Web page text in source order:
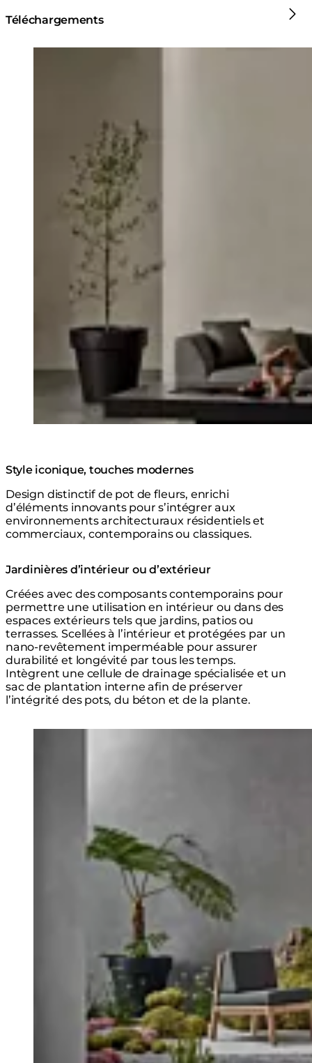
Téléchargements
Style iconique, touches modernes
Design distinctif de pot de fleurs, enrichi
d’éléments innovants pour s’intégrer aux
environnements architecturaux résidentiels et
commerciaux, contemporains ou classiques.
Jardinières d’intérieur ou d’extérieur
Créées avec des composants contemporains pour
permettre une utilisation en intérieur ou dans des
espaces extérieurs tels que jardins, patios ou
terrasses. Scellées à l’intérieur et protégées par un
nano-revêtement imperméable pour assurer
durabilité et longévité par tous les temps.
Intègrent une cellule de drainage spécialisée et un
sac de plantation interne afin de préserver
l’intégrité des pots, du béton et de la plante.